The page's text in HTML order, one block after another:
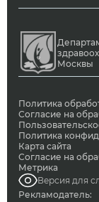
Москвы
Политика
Согласие на
Политика
Карта сайта
Согласие на
Метрика
Версия для
Рекламодатель: